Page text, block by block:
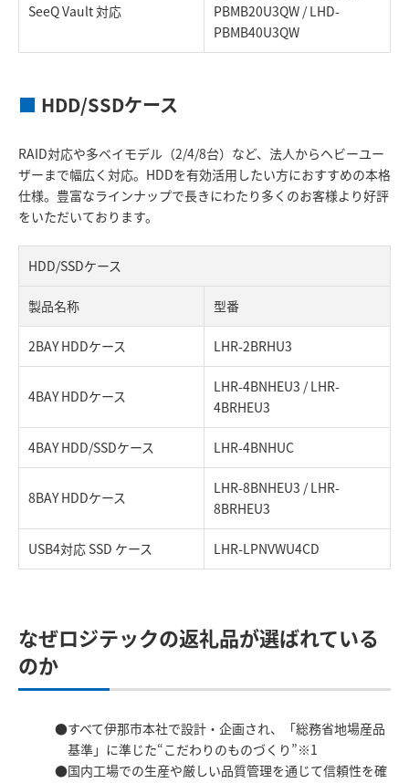
SeeQ Vault 対応
PBMB20U3QW / LHD-
PBMB40U3QW
■ HDD/SSDケース
RAID対応や多ベイモデル（2/4/8台）など、法人からヘビーユー
ザーまで幅広く対応。HDDを有効活用したい方におすすめの本格
仕様。豊富なラインナップで長きにわたり多くのお客様より好評
をいただいております。
HDD/SSDケース
製品名称 型番
2BAY HDDケース LHR-2BRHU3
4BAY HDDケース
LHR-4BNHEU3 / LHR-
4BRHEU3
4BAY HDD/SSDケース LHR-4BNHUC
8BAY HDDケース
LHR-8BNHEU3 / LHR-
8BRHEU3
USB4対応 SSD ケース LHR-LPNVWU4CD
なぜロジテックの返礼品が選ばれている
のか
すべて伊那市本社で設計・企画され、「総務省地場産品
基準」に準じた“こだわりのものづくり”※1
国内工場での生産や厳しい品質管理を通じて信頼性を確